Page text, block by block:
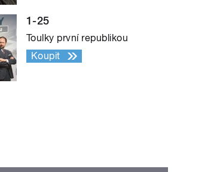
1-25
Toulky první republikou
Koupit